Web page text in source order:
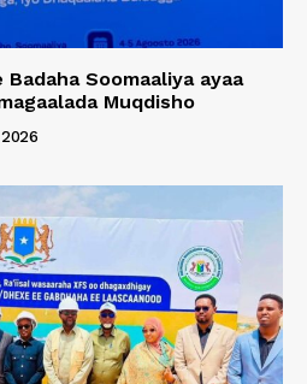
Soomaaliya ayaa
Muqdisho